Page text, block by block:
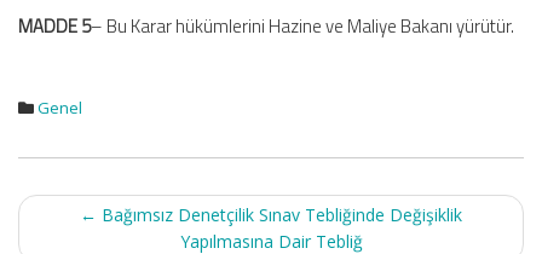
MADDE 5– Bu Karar hükümlerini Hazine ve Maliye Bakanı yürütür.
Genel
Post
navigation
← Bağımsız Denetçilik Sınav Tebliğinde Değişiklik
Yapılmasına Dair Tebliğ